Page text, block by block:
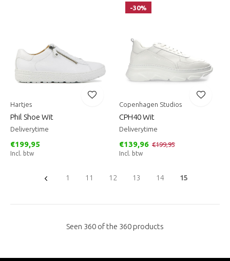
Hartjes
Phil Shoe Wit
Deliverytime
€199,95
Incl. btw
-30%
Copenhagen Studios
CPH40 Wit
Deliverytime
€139,96 €199,95
Incl. btw
1 11 12 13 14 15
Seen 360 of the 360 products